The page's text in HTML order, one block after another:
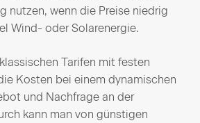
nutzen, wenn die Preise niedrig
Wind- oder Solarenergie.
Tarifen mit festen
Kosten bei einem dynamischen
und Nachfrage an der
kann man von günstigen